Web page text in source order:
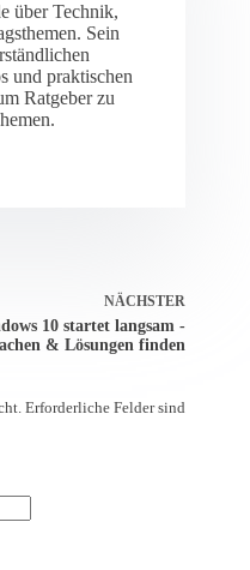
über Technik,
Sein
und praktischen
Ratgeber zu
NÄCHSTER
10 startet langsam -
& Lösungen finden
Erforderliche Felder sind